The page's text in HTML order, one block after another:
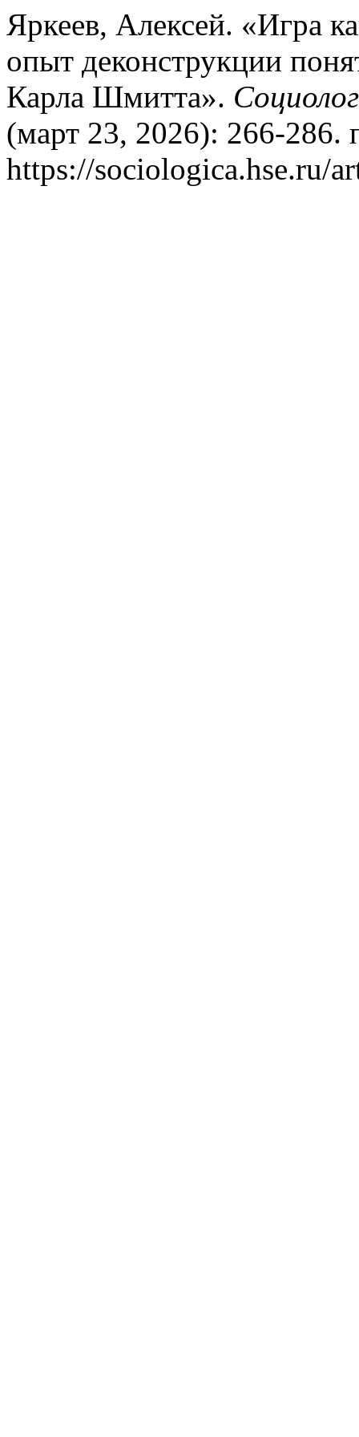
Яркеев, Алексей. «Игра
опыт деконструкции
Карла Шмитта».
(март 23, 2026): 266-286.
https://sociologica.hse.ru/